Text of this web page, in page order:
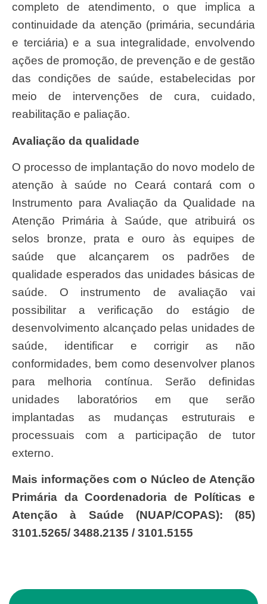
completo de atendimento, o que implica a
continuidade da atenção (primária, secundária
e terciária) e a sua integralidade, envolvendo
ações de promoção, de prevenção e de gestão
das condições de saúde, estabelecidas por
meio de intervenções de cura, cuidado,
reabilitação e paliação.
Avaliação da qualidade
O processo de implantação do novo modelo de
atenção à saúde no Ceará contará com o
Instrumento para Avaliação da Qualidade na
Atenção Primária à Saúde, que atribuirá os
selos bronze, prata e ouro às equipes de
saúde que alcançarem os padrões de
qualidade esperados das unidades básicas de
saúde. O instrumento de avaliação vai
possibilitar a verificação do estágio de
desenvolvimento alcançado pelas unidades de
saúde, identificar e corrigir as não
conformidades, bem como desenvolver planos
para melhoria contínua. Serão definidas
unidades laboratórios em que serão
implantadas as mudanças estruturais e
processuais com a participação de tutor
externo.
Mais informações com o Núcleo de Atenção
Primária da Coordenadoria de Políticas e
Atenção à Saúde (NUAP/COPAS): (85)
3101.5265/ 3488.2135 / 3101.5155